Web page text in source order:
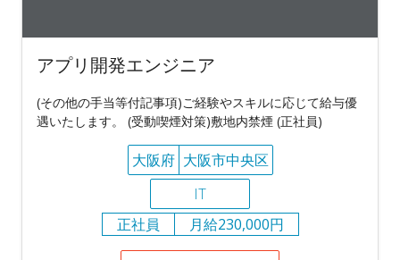
アプリ開発エンジニア
(その他の手当等付記事項)ご経験やスキルに応じて給与優
遇いたします。 (受動喫煙対策)敷地内禁煙 (正社員)
大阪府 大阪市中央区
IT
正社員
月給230,000円